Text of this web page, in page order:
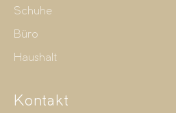
Schuhe
Büro
Haushalt
Kontakt